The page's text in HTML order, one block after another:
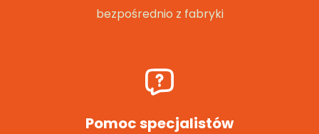
bezpośrednio z fabryki
Pomoc specjalistów